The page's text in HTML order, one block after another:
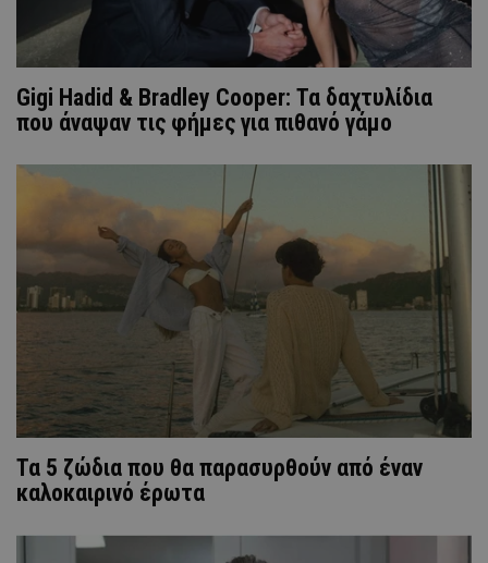
Gigi Hadid & Bradley Cooper: Τα δαχτυλίδια
που άναψαν τις φήμες για πιθανό γάμο
Τα 5 ζώδια που θα παρασυρθούν από έναν
καλοκαιρινό έρωτα